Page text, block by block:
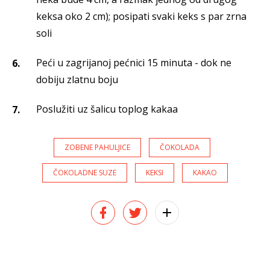
keksa oko 2 cm); posipati svaki keks s par zrna
soli
Peći u zagrijanoj pećnici 15 minuta - dok ne
dobiju zlatnu boju
Poslužiti uz šalicu toplog kakaa
ZOBENE PAHULJICE ČOKOLADA
ČOKOLADNE SUZE KEKSI KAKAO